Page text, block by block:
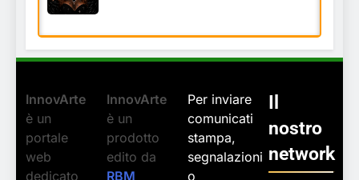
InnovArte
è un
portale
web
dedicato
InnovArte
è un
prodotto
edito da
RBM
Per inviare
comunicati
stampa,
segnalazioni
o
Il
nostro
network